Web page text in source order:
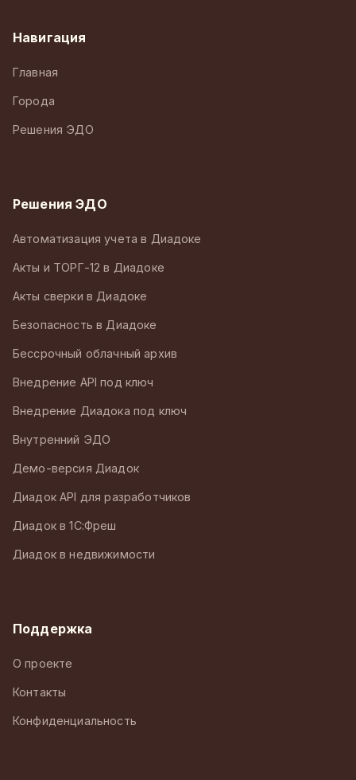
Навигация
Главная
Города
Решения ЭДО
Решения ЭДО
Автоматизация учета в Диадоке
Акты и ТОРГ-12 в Диадоке
Акты сверки в Диадоке
Безопасность в Диадоке
Бессрочный облачный архив
Внедрение API под ключ
Внедрение Диадока под ключ
Внутренний ЭДО
Демо-версия Диадок
Диадок API для разработчиков
Диадок в 1С:Фреш
Диадок в недвижимости
Поддержка
О проекте
Контакты
Конфиденциальность